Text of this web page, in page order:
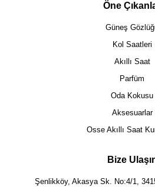
Öne
Güneş
Kol Saatleri
Akıllı Saat
Parfüm
Oda Kokusu
Aksesuarlar
Osse Akıllı Saat
Bize
Şenlikköy, Akasya Sk. No:4/1,